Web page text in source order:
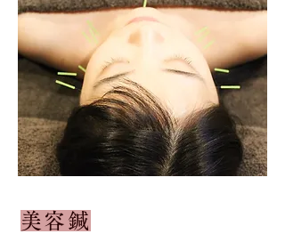
美容鍼